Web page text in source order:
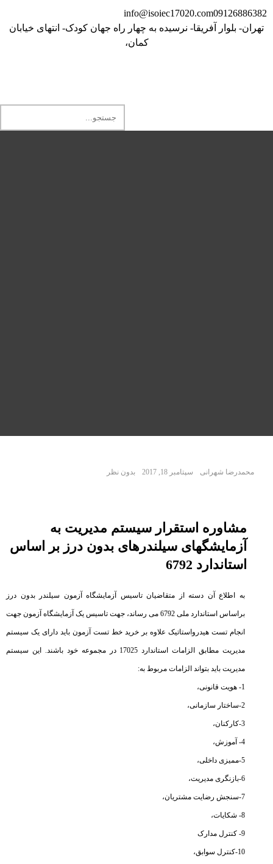
09126886382
info@isoiec17020.com
تهران- بلوار آفریقا- نرسیده به چهار راه جهان کودک- انتهای خیابان
کمان،
محمدرضا شهرانی سپتامبر 18, 2017 بدون نظر
مشاوره استقرار سیستم مدیریت به
آزمایشگهای سیلندرهای بدون درز بر اساس
استاندارد 6792
به اطلاع آن دسته از متقاضیان تاسیس آزمایشگاه آزمون سیلندر بدون درز
براساس استاندارد ملی 6792 می رساند، جهت تاسیس یک آزمایشگاه آزمون جهت
انجام تست هیدرواستاتیک علاوه بر خرید خط تست آزمون باید دارای یک سیستم
مدیریت مطابق الزامات استاندارد 17025 در مجموعه خود باشند. این سیستم
مدیریت باید بتواند الزامات مربوط به:
1- هویت قانونی،
2-ساختار سازمانی،
3-کارکنان،
4- آموزش،
5-ممیزی داخلی،
6-بازنگری مدیریت،
7-سنجش رضایت مشتریان،
8- شکایات،
9- کنترل مدارک
10-کنترل سوابق،